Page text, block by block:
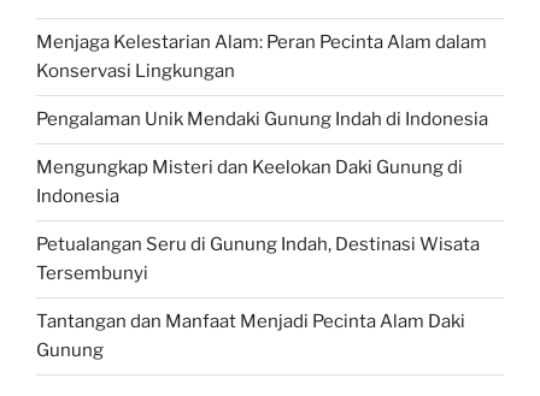
Menjaga Kelestarian Alam: Peran Pecinta Alam dalam
Konservasi Lingkungan
Pengalaman Unik Mendaki Gunung Indah di Indonesia
Mengungkap Misteri dan Keelokan Daki Gunung di
Indonesia
Petualangan Seru di Gunung Indah, Destinasi Wisata
Tersembunyi
Tantangan dan Manfaat Menjadi Pecinta Alam Daki
Gunung